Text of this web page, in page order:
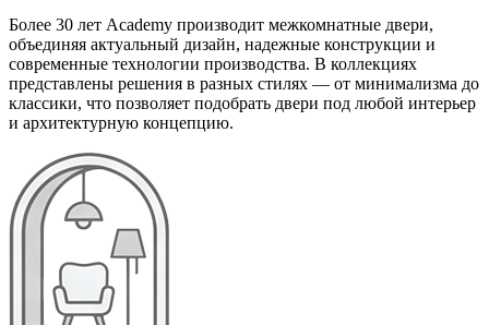
Более 30 лет Academy производит межкомнатные двери,
объединяя актуальный дизайн, надежные конструкции и
современные технологии производства. В коллекциях
представлены решения в разных стилях — от минимализма до
классики, что позволяет подобрать двери под любой интерьер
и архитектурную концепцию.